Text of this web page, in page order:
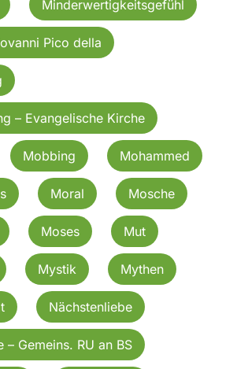
Minderwertigkeitsgefühl
Pico della
– Evangelische Kirche
Mobbing Mohammed
Moral Mosche
Moses Mut
Mystik Mythen
Nächstenliebe
– Gemeins. RU an BS